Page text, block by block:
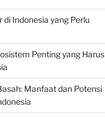
di Indonesia yang Perlu
Penting yang Harus
Manfaat dan Potensi